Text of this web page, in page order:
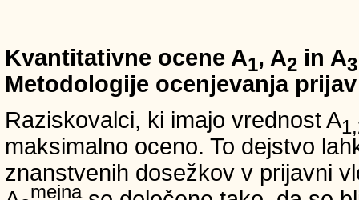
Kvantitativne ocene A1, A2 in A3
Metodologije ocenjevanja
Raziskovalci, ki imajo vrednost A
maksimalno oceno. To dejstvo
znanstvenih dosežkov v prijavni
mejna